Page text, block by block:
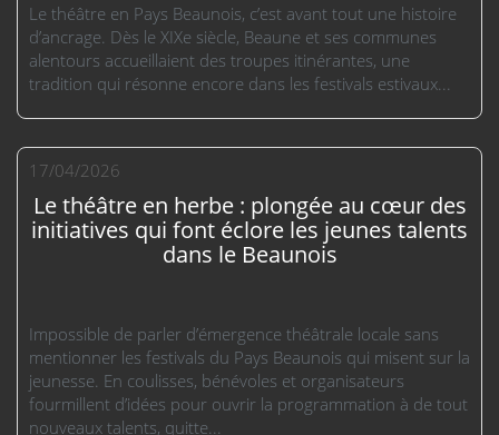
Le théâtre en Pays Beaunois, c’est avant tout une histoire
d’ancrage. Dès le XIXe siècle, Beaune et ses communes
alentours accueillaient des troupes itinérantes, une
tradition qui résonne encore dans les festivals estivaux...
17/04/2026
Le théâtre en herbe : plongée au cœur des
initiatives qui font éclore les jeunes talents
dans le Beaunois
Impossible de parler d’émergence théâtrale locale sans
mentionner les festivals du Pays Beaunois qui misent sur la
jeunesse. En coulisses, bénévoles et organisateurs
fourmillent d’idées pour ouvrir la programmation à de tout
nouveaux talents, quitte...